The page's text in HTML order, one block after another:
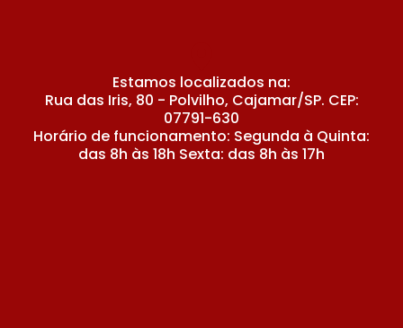
Estamos localizados na:
Rua das Iris, 80 - Polvilho, Cajamar/SP. CEP:
07791-630
Horário de funcionamento: Segunda à Quinta:
das 8h às 18h Sexta: das 8h às 17h